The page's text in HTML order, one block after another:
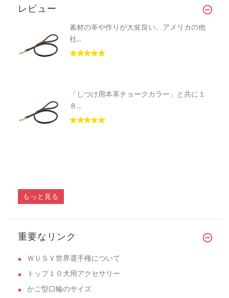
レビュー
素材の革や作りが大変良い。アメリカの他
社...
「しつけ用本革チョークカラー」と共に１
８...
もっと見る
重要なリンク
ＷＵＳＶ世界選手権について
トップ１０犬用アクセサリー
かご型口輪のサイズ